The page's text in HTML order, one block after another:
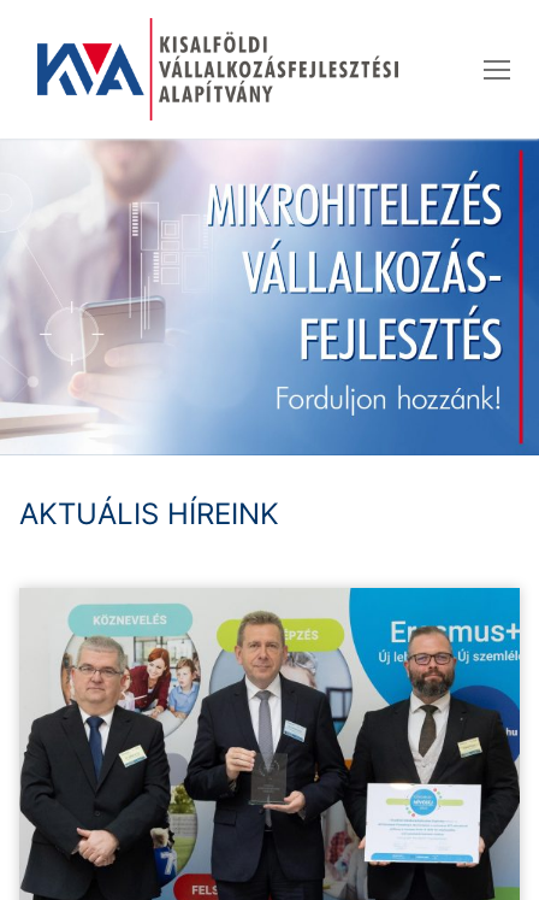
tartalomra
AKTUÁLIS HÍREINK